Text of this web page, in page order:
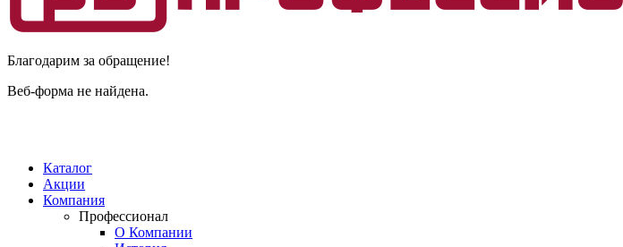
Благодарим за обращение!
Веб-форма не найдена.
Каталог
Акции
Компания
Профессионал
О Компании